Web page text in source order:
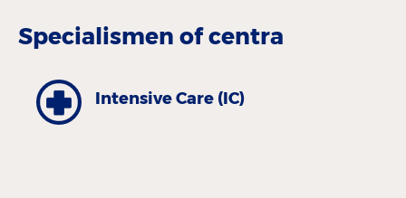
Specialismen of centra
Intensive Care (IC)